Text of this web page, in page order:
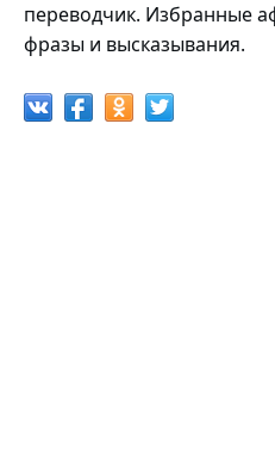
переводчик. Избранные
фразы и высказывания.